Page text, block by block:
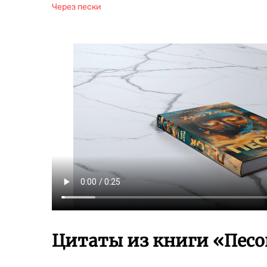
Через пески
Цитаты из книги